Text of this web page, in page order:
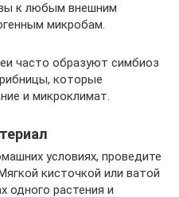
к любым внешним
микробам.
часто образуют симбиоз
которые
и микроклимат.
условиях, проведите
кисточкой или ватой
одного растения и